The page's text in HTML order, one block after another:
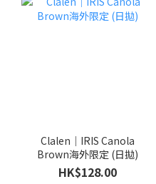
Clalen｜IRIS Canola
Brown海外限定 (日拋)
HK$128.00